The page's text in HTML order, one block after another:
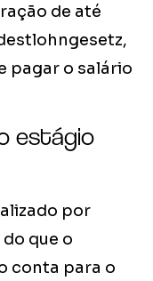
de até
pagar o salário
estágio
por
que o
conta para o